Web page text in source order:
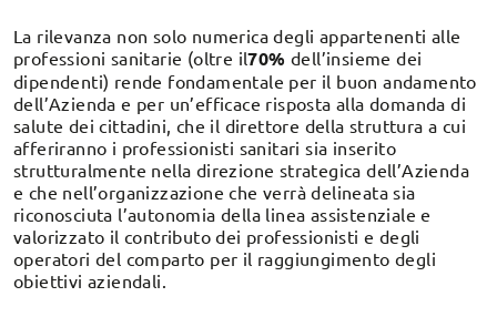
La rilevanza non solo numerica degli appartenenti alle
professioni sanitarie (oltre il70% dell’insieme dei
dipendenti) rende fondamentale per il buon andamento
dell’Azienda e per un’efficace risposta alla domanda di
salute dei cittadini, che il direttore della struttura a cui
afferiranno i professionisti sanitari sia inserito
strutturalmente nella direzione strategica dell’Azienda
e che nell’organizzazione che verrà delineata sia
riconosciuta l’autonomia della linea assistenziale e
valorizzato il contributo dei professionisti e degli
operatori del comparto per il raggiungimento degli
obiettivi aziendali.